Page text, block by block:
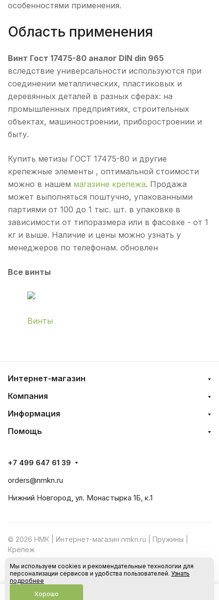
особенностями применения.
Область применения
Винт Гост 17475-80 аналог DIN din 965
вследствие универсальности используются при
соединении металлических, пластиковых и
деревянных деталей в разных сферах: на
промышленных предприятиях, строительных
объектах, машиностроении, приборостроении и
быту.
Купить метизы ГОСТ 17475-80 и другие
крепежные элементы , оптимальной стоимости
можно в нашем магазине крепежа. Продажа
может выполняться поштучно, упакованными
партиями от 100 до 1 тыс. шт. в упаковке в
зависимости от типоразмера или в фасовке - от 1
кг и выше. Наличие и цены можно узнать у
менеджеров по телефонам. обновлен
Все винты
Винты
Интернет-магазин
Компания
Информация
Помощь
+7 499 647 61 39
orders@nmkn.ru
Нижний Новгород, ул. Монастырка 1Б, к.1
© 2026 НМК | Интернет-магазин nmkn.ru | Пружины |
Крепеж
Конфиденциальность Оферта
Мы используем cookies и рекомендательные технологии для
персонализации сервисов и удобства пользователей. Узнать
подробнее
Хорошо